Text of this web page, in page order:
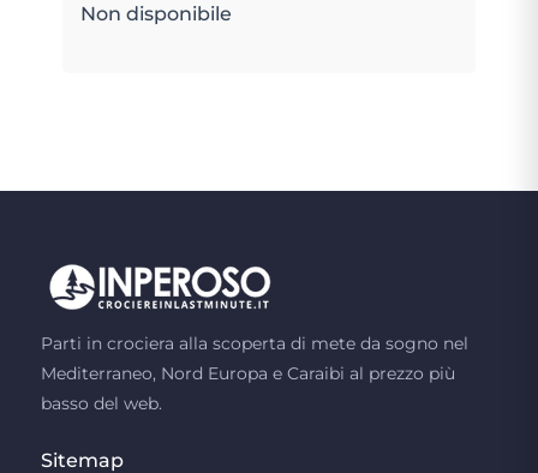
Non disponibile
Parti in crociera alla scoperta di mete da sogno nel
Mediterraneo, Nord Europa e Caraibi al prezzo più
basso del web.
Sitemap